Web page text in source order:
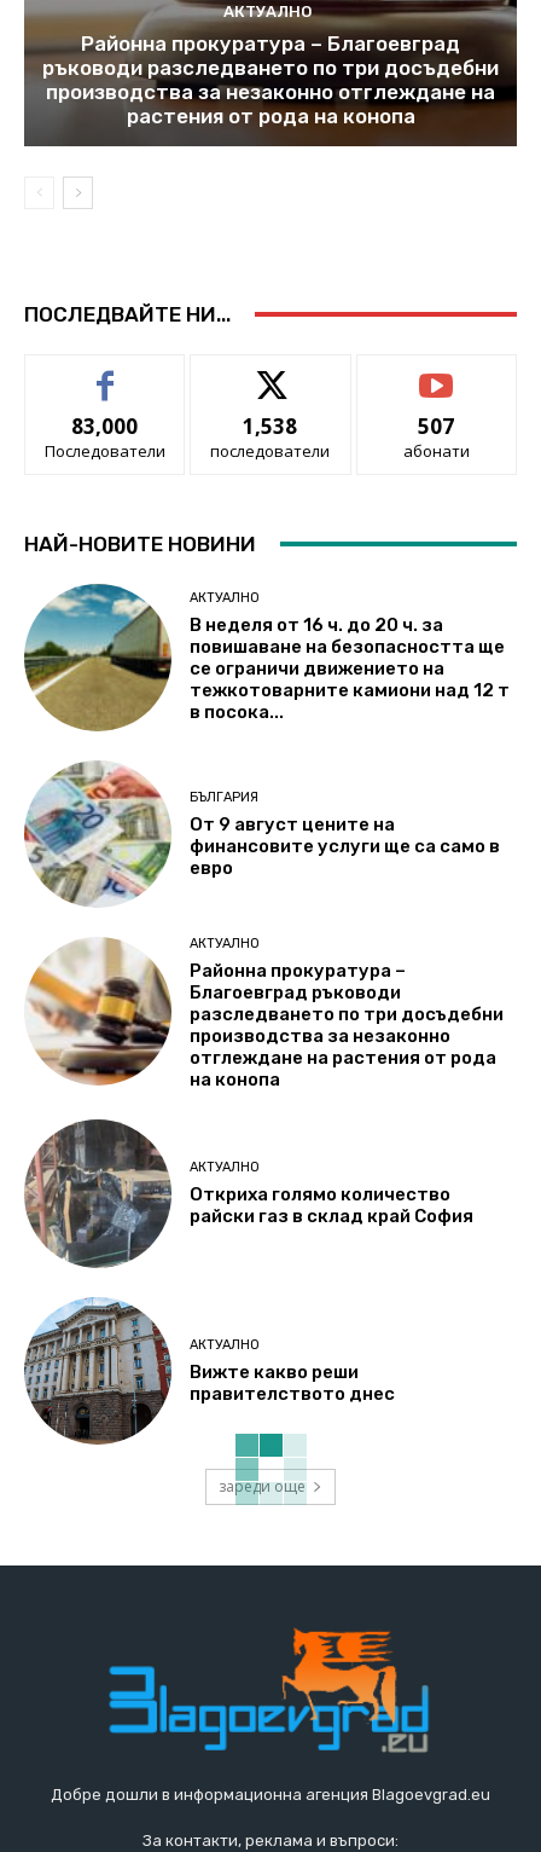
АКТУАЛНО
Районна прокуратура – Благоевград
ръководи разследването по три досъдебни
производства за незаконно отглеждане на
растения от рода на конопа
ПОСЛЕДВАЙТЕ НИ...
83,000
Последователи
1,538
последователи
507
абонати
НАЙ-НОВИТЕ НОВИНИ
АКТУАЛНО
В неделя от 16 ч. до 20 ч. за
повишаване на безопасността ще
се ограничи движението на
тежкотоварните камиони над 12 т
в посока...
БЪЛГАРИЯ
От 9 август цените на
финансовите услуги ще са само в
евро
АКТУАЛНО
Районна прокуратура –
Благоевград ръководи
разследването по три досъдебни
производства за незаконно
отглеждане на растения от рода
на конопа
АКТУАЛНО
Откриха голямо количество
райски газ в склад край София
АКТУАЛНО
Вижте какво реши
правителството днес
зареди още
Добре дошли в информационна агенция Blagoevgrad.eu
За контакти, реклама и въпроси: